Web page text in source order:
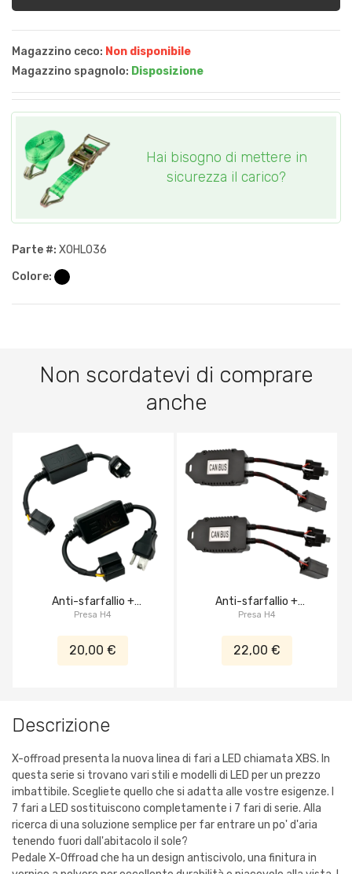
Magazzino ceco: Non disponibile
Magazzino spagnolo: Disposizione
Hai bisogno di mettere in
sicurezza il carico?
Parte #: XOHL036
Colore:
Non scordatevi di comprare
anche
Anti-sfarfallio +
imbracatura decoder
Presa H4
20,00 €
Anti-sfarfallio +
imbracatura decoder
Presa H4
22,00 €
Descrizione
X-offroad presenta la nuova linea di fari a LED chiamata XBS. In
questa serie si trovano vari stili e modelli di LED per un prezzo
imbattibile. Scegliete quello che si adatta alle vostre esigenze. I
7 fari a LED sostituiscono completamente i 7 fari di serie. Alla
ricerca di una soluzione semplice per far entrare un po' d'aria
tenendo fuori dall'abitacolo il sole?
Pedale X-Offroad che ha un design antiscivolo, una finitura in